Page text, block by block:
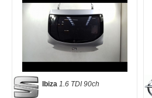
Ibiza 1.6 TDI 90ch